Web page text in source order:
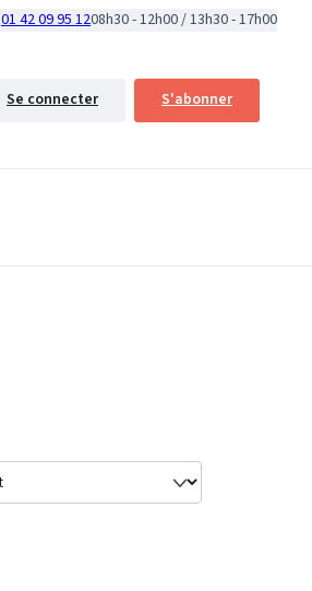
01 42 09 95 1208h30 - 12h00 / 13h30 - 17h00
Se connecter S'abonner